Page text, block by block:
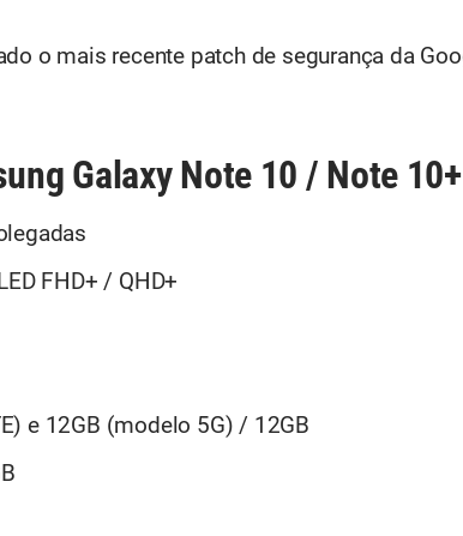
o mais recente patch de segurança da
Galaxy Note 10 / Note 10+
FHD+ / QHD+
e 12GB (modelo 5G) / 12GB